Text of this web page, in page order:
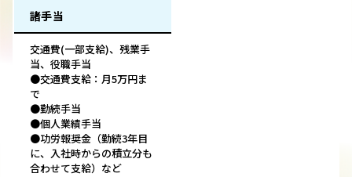
諸手当
交通費(一部支給)、残業手
当、役職手当
●交通費支給：月5万円ま
で
●勤続手当
●個人業績手当
●功労報奨金（勤続3年目
に、入社時からの積立分も
合わせて支給）など